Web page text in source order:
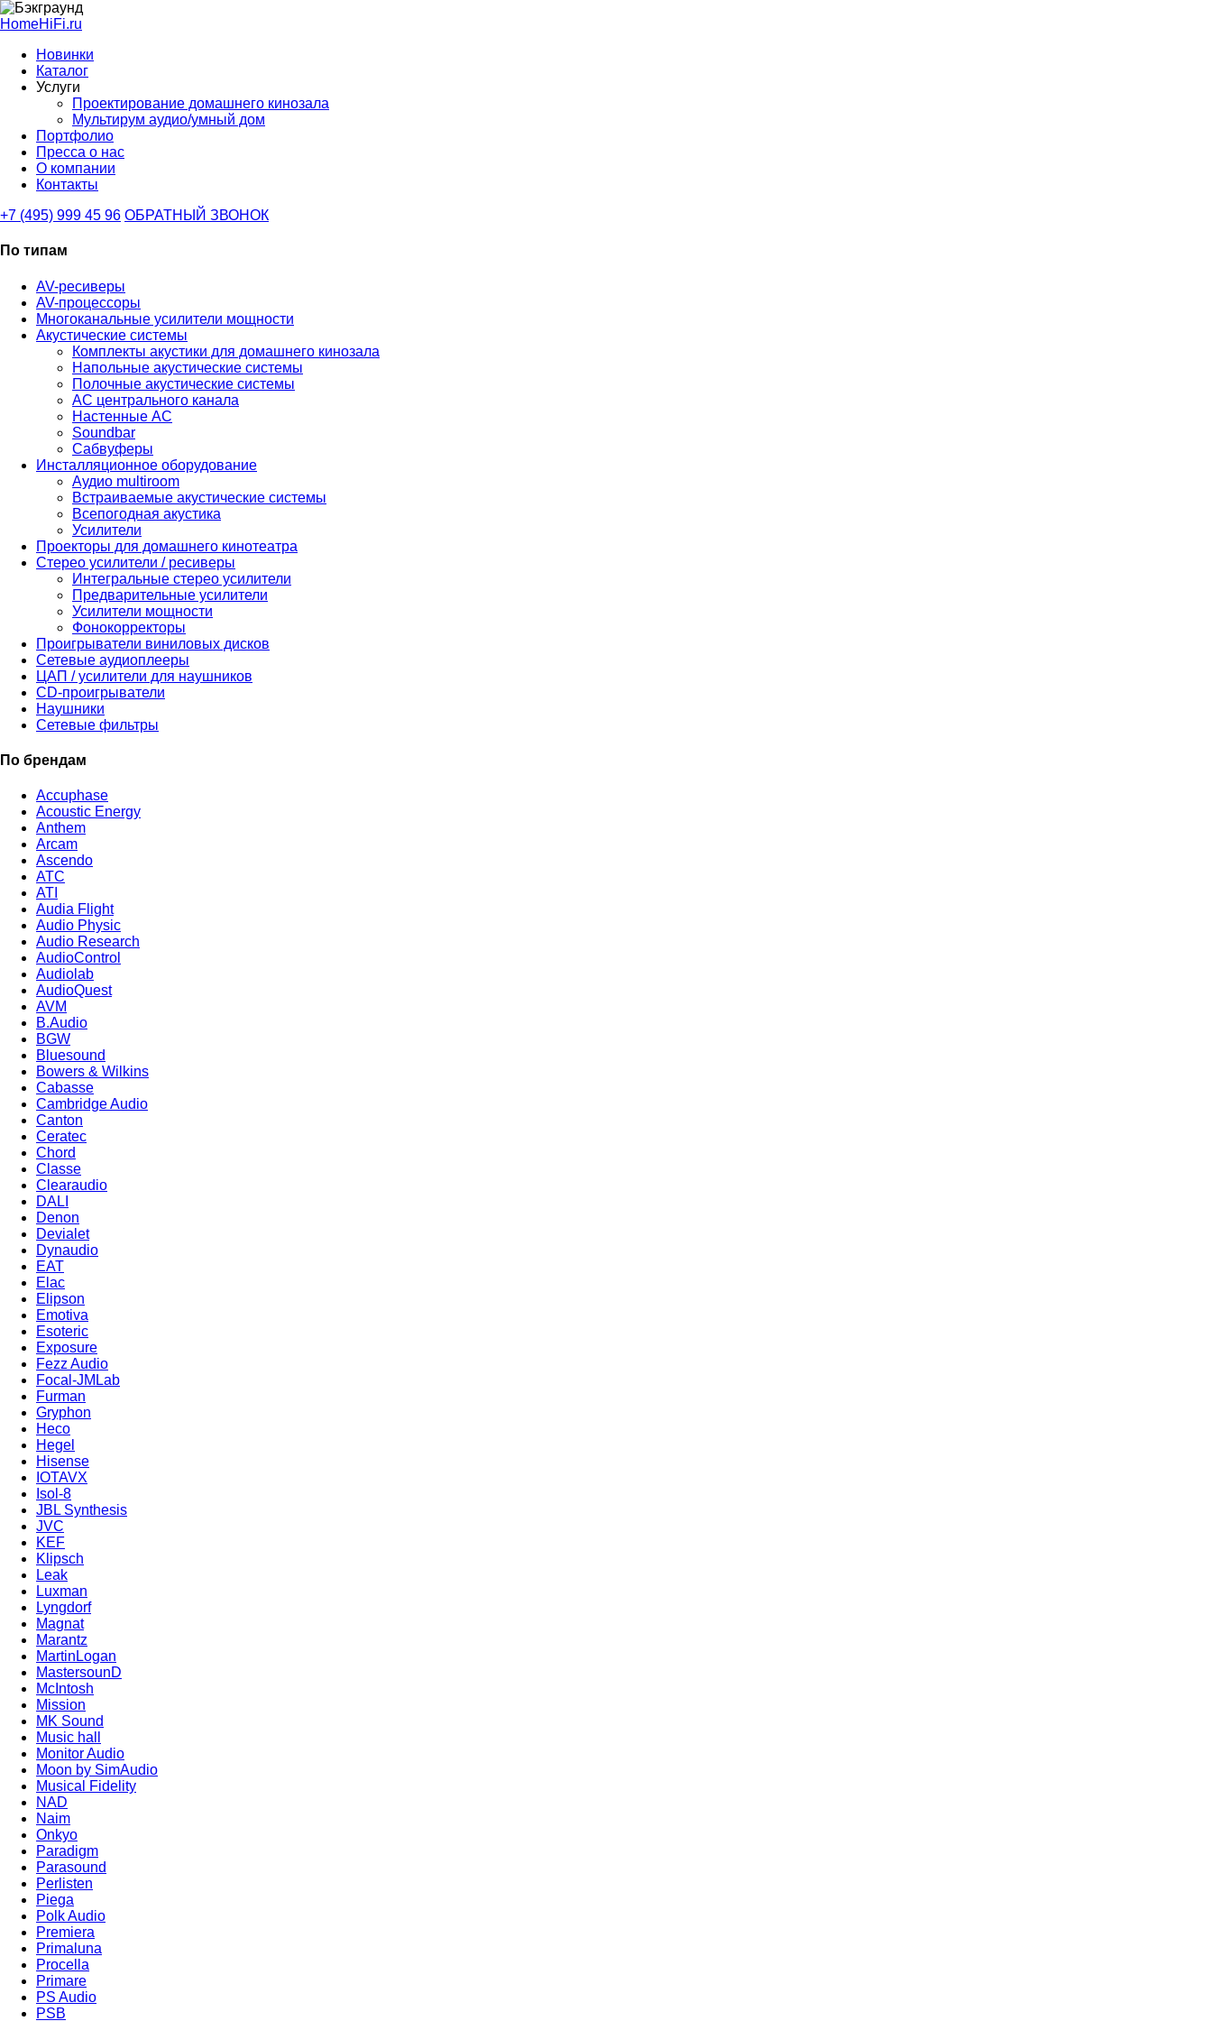
HomeHiFi.ru
Новинки
Каталог
Услуги
Проектирование домашнего кинозала
Мультирум аудио/умный дом
Портфолио
Пресса о нас
О компании
Контакты
+7 (495) 999 45 96 ОБРАТНЫЙ ЗВОНОК
По типам
AV-ресиверы
AV-процессоры
Многоканальные усилители мощности
Акустические системы
Комплекты акустики для домашнего кинозала
Напольные акустические системы
Полочные акустические системы
АС центрального канала
Настенные АС
Soundbar
Сабвуферы
Инсталляционное оборудование
Аудио multiroom
Встраиваемые акустические системы
Всепогодная акустика
Усилители
Проекторы для домашнего кинотеатра
Стерео усилители / ресиверы
Интегральные стерео усилители
Предварительные усилители
Усилители мощности
Фонокорректоры
Проигрыватели виниловых дисков
Сетевые аудиоплееры
ЦАП / усилители для наушников
CD-проигрыватели
Наушники
Сетевые фильтры
По брендам
Accuphase
Acoustic Energy
Anthem
Arcam
Ascendo
ATC
ATI
Audia Flight
Audio Physic
Audio Research
AudioControl
Audiolab
AudioQuest
AVM
B.Audio
BGW
Bluesound
Bowers & Wilkins
Cabasse
Cambridge Audio
Canton
Ceratec
Chord
Classe
Clearaudio
DALI
Denon
Devialet
Dynaudio
EAT
Elac
Elipson
Emotiva
Esoteric
Exposure
Fezz Audio
Focal-JMLab
Furman
Gryphon
Heco
Hegel
Hisense
IOTAVX
Isol-8
JBL Synthesis
JVC
KEF
Klipsch
Leak
Luxman
Lyngdorf
Magnat
Marantz
MartinLogan
MastersounD
McIntosh
Mission
MK Sound
Music hall
Monitor Audio
Moon by SimAudio
Musical Fidelity
NAD
Naim
Onkyo
Paradigm
Parasound
Perlisten
Piega
Polk Audio
Premiera
Primaluna
Procella
Primare
PS Audio
PSB